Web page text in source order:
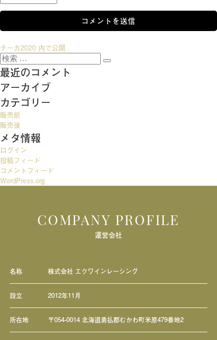
投
稿
ナ
ビ
ゲ
ー
シ
ョ
ン
チーカ2020 内で公開
検
索:
検
最近のコメント
アーカイブ
カテゴリー
販売前
販売後
メタ情報
ログイン
投稿フィード
コメントフィード
WordPress.org
COMPANY PROFILE
運営会社
名称 株式会社 エクワインレーシング
設立 2012年11月
所在地 〒054-0014 北海道勇払郡むかわ町米原479番地2